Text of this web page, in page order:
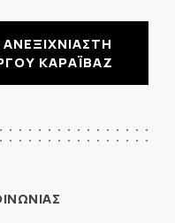
ΚΑΡΑΪΒΑΖ